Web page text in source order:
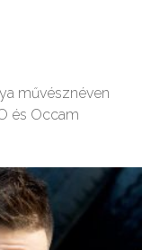
művésznéven
és Occam